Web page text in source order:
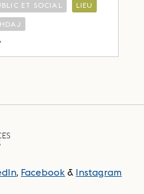
ET SOCIAL LIEU
, Facebook & Instagram